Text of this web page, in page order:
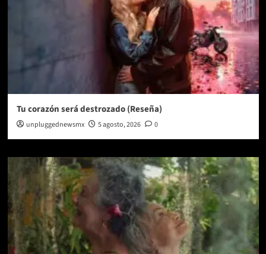
Tu corazón será destrozado (Reseña)
unpluggednewsmx 5 agosto, 2026 0